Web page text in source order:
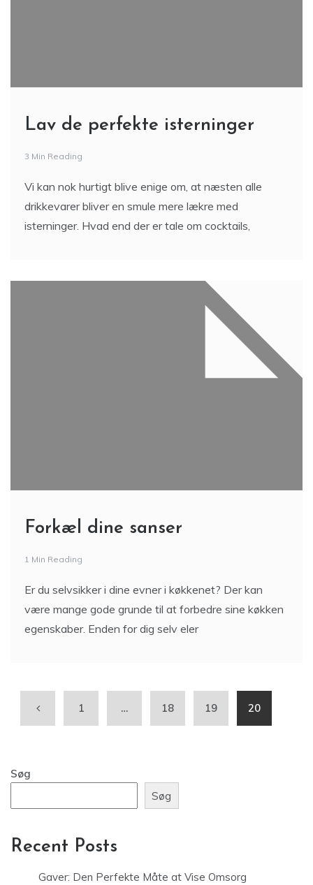
Lav de perfekte isterninger
3 Min Reading
Vi kan nok hurtigt blive enige om, at næsten alle
drikkevarer bliver en smule mere lækre med
isterninger. Hvad end der er tale om cocktails,
Forkæl dine sanser
1 Min Reading
Er du selvsikker i dine evner i køkkenet? Der kan
være mange gode grunde til at forbedre sine køkken
egenskaber. Enden for dig selv eler
1 … 18 19 20
Søg
Søg
Recent Posts
Gaver: Den Perfekte Måte at Vise Omsorg